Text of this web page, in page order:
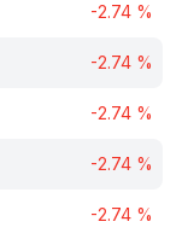
-2.74 %
-2.74 %
-2.74 %
-2.74 %
-2.74 %